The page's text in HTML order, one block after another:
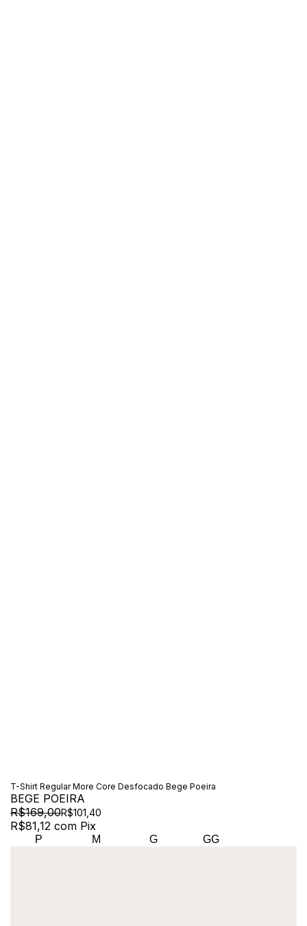
T-Shirt Regular More Core Desfocado Bege Poeira
BEGE POEIRA
R$169,00R$101,40
R$81,12 com Pix
P M G GG